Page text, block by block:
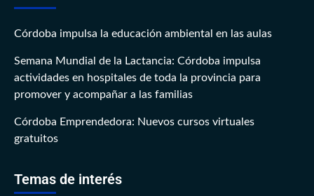
Córdoba impulsa la educación ambiental en las aulas
Semana Mundial de la Lactancia: Córdoba impulsa
actividades en hospitales de toda la provincia para
promover y acompañar a las familias
Córdoba Emprendedora: Nuevos cursos virtuales
gratuitos
Temas de interés